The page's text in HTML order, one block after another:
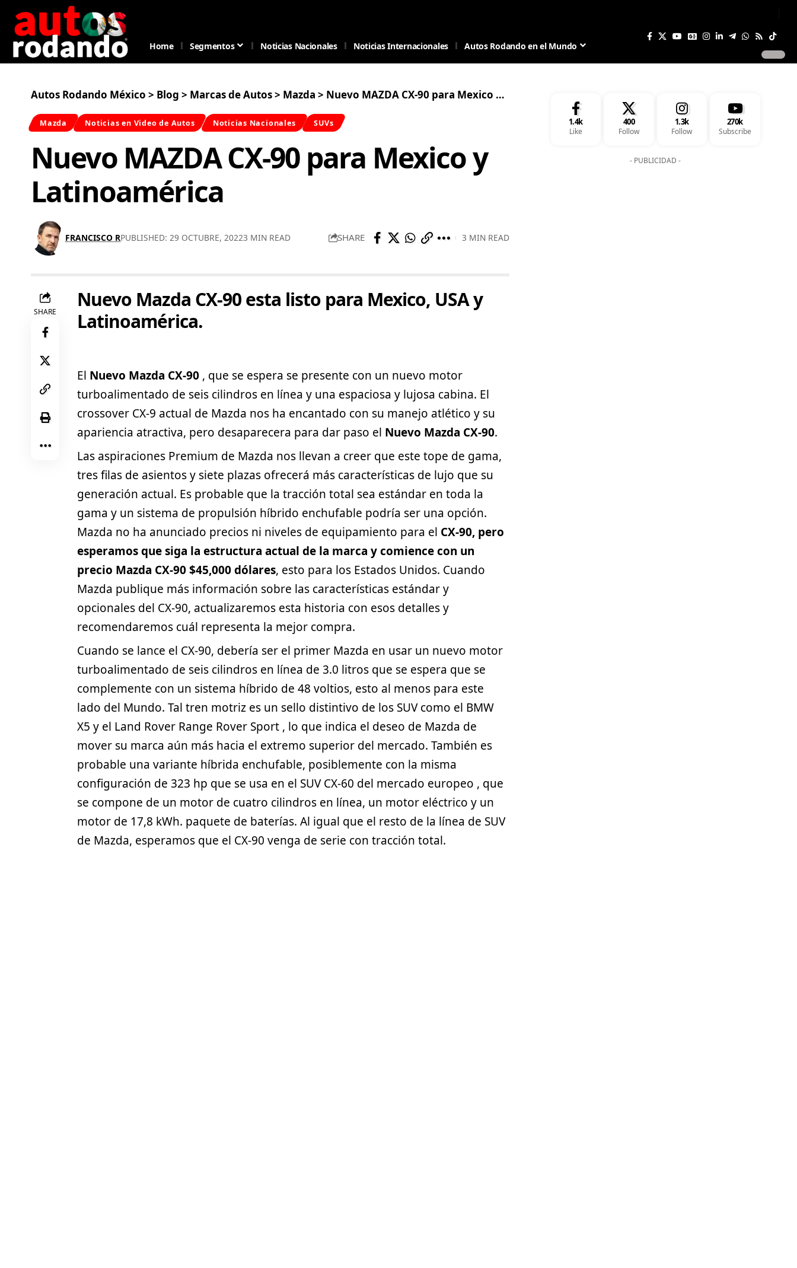
Home Segmentos Noticias Nacionales Noticias Internacionales Autos Rodando en el Mundo
Autos Rodando México > Blog > Marcas de Autos> Mazda > Nuevo MAZDA CX-90 para Mexico y Latinoamérica
Mazda Noticias en Video de Autos Noticias Nacionales SUVs
Nuevo MAZDA CX-90 para Mexico y
Latinoamérica
FRANCISCO RPUBLISHED: 29 OCTUBRE, 20223 MIN READ SHARE 3 MIN READ
SHARE
Nuevo Mazda CX-90 esta listo para Mexico, USA y
Latinoamérica.
El Nuevo Mazda CX-90 , que se espera se presente con un nuevo motor
turboalimentado de seis cilindros en línea y una espaciosa y lujosa cabina. El
crossover CX-9 actual de Mazda nos ha encantado con su manejo atlético y su
apariencia atractiva, pero desaparecera para dar paso el Nuevo Mazda CX-90.
Las aspiraciones Premium de Mazda nos llevan a creer que este tope de gama,
tres filas de asientos y siete plazas ofrecerá más características de lujo que su
generación actual. Es probable que la tracción total sea estándar en toda la
gama y un sistema de propulsión híbrido enchufable podría ser una opción.
Mazda no ha anunciado precios ni niveles de equipamiento para el CX-90, pero
esperamos que siga la estructura actual de la marca y comience con un
precio Mazda CX-90 $45,000dólares, esto para los Estados Unidos. Cuando
Mazda publique más información sobre las características estándar y
opcionales del CX-90, actualizaremos esta historia con esos detalles y
recomendaremos cuál representa la mejor compra.
Cuando se lance el CX-90, debería ser el primer Mazda en usar un nuevo motor
turboalimentado de seis cilindros en línea de 3.0 litros que se espera que se
complemente con un sistema híbrido de 48 voltios, esto al menos para este
lado del Mundo. Tal tren motriz es un sello distintivo de los SUV como el BMW
X5 y el Land Rover Range Rover Sport , lo que indica el deseo de Mazda de
mover su marca aún más hacia el extremo superior del mercado. También es
probable una variante híbrida enchufable, posiblemente con la misma
configuración de 323 hp que se usa en el SUVCX-60 del mercado europeo , que
se compone de un motor de cuatro cilindros en línea, un motor eléctrico y un
motor de 17,8 kWh. paquete de baterías. Al igual que el resto de la línea de SUV
de Mazda, esperamos que el CX-90 venga de serie con tracción total.
1.4k
Like
400
Follow
1.3k
Follow
270k
Subscribe
- PUBLICIDAD -